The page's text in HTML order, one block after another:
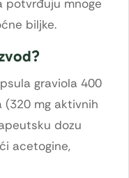
potvrđuju mnoge
biljke.
graviola 400
(320 mg aktivnih
dozu
acetogine,